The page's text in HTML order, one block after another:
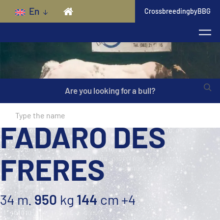
Skip to main content
En CrossbreedingbyBBG
Are you looking for a bull?
FADARO DES
FRERES
34 m. 950 kg 144cm +4